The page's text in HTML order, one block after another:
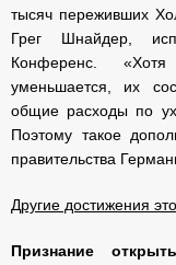
тысяч переживших
Грег Шнайдер,
Конференс. «Хотя
уменьшается, их
общие расходы по
Поэтому такое
правительства
Другие достижения
Признание